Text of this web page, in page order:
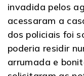
invadida pelos
acessaram a
dos policiais foi
poderia residir
arrumada e